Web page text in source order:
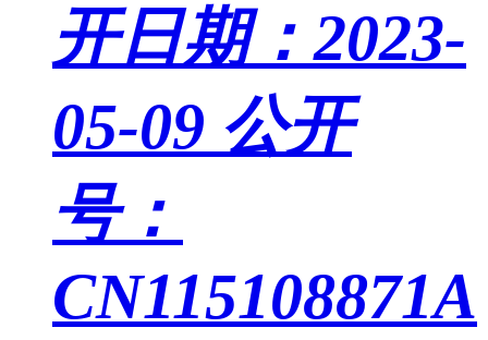
开日期：2023-
05-09 公开
号：
CN115108871A